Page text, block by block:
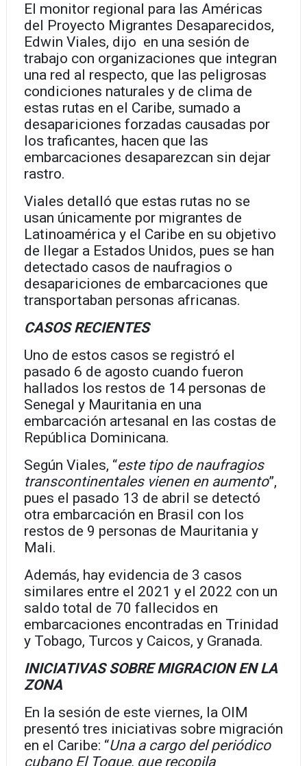
El monitor regional para las Américas
del Proyecto Migrantes Desaparecidos,
Edwin Viales, dijo en una sesión de
trabajo con organizaciones que integran
una red al respecto, que las peligrosas
condiciones naturales y de clima de
estas rutas en el Caribe, sumado a
desapariciones forzadas causadas por
los traficantes, hacen que las
embarcaciones desaparezcan sin dejar
rastro.
Viales detalló que estas rutas no se
usan únicamente por migrantes de
Latinoamérica y el Caribe en su objetivo
de llegar a Estados Unidos, pues se han
detectado casos de naufragios o
desapariciones de embarcaciones que
transportaban personas africanas.
CASOS RECIENTES
Uno de estos casos se registró el
pasado 6 de agosto cuando fueron
hallados los restos de 14 personas de
Senegal y Mauritania en una
embarcación artesanal en las costas de
República Dominicana.
Según Viales, “este tipo de naufragios
transcontinentales vienen en aumento”,
pues el pasado 13 de abril se detectó
otra embarcación en Brasil con los
restos de 9 personas de Mauritania y
Mali.
Además, hay evidencia de 3 casos
similares entre el 2021 y el 2022 con un
saldo total de 70 fallecidos en
embarcaciones encontradas en Trinidad
y Tobago, Turcos y Caicos, y Granada.
INICIATIVAS SOBRE MIGRACION EN LA
ZONA
En la sesión de este viernes, la OIM
presentó tres iniciativas sobre migración
en el Caribe: “Una a cargo del periódico
cubano El Toque, que recopila